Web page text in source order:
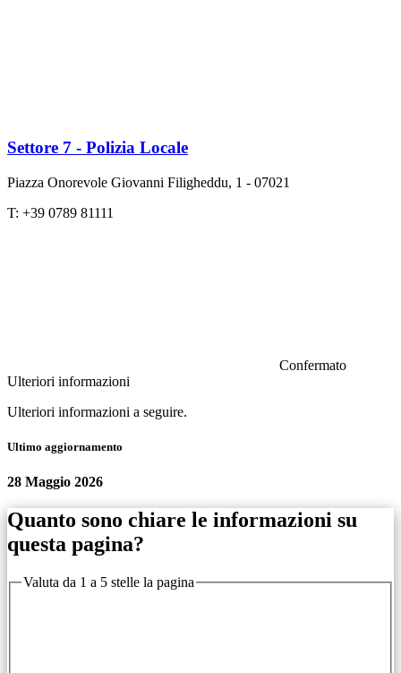
Settore 7 - Polizia Locale
Piazza Onorevole Giovanni Filigheddu, 1 - 07021
T: +39 0789 81111
Confermato
Ulteriori informazioni
Ulteriori informazioni a seguire.
Ultimo aggiornamento
28 Maggio 2026
Quanto sono chiare le informazioni su
questa pagina?
Valuta da 1 a 5 stelle la pagina